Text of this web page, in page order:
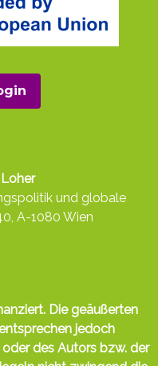
und globale
A-1080 Wien
Die geäußerten
jedoch
des Autors bzw. der